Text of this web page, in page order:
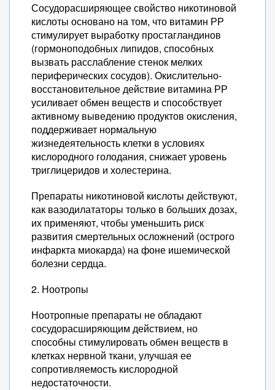
Сосудорасширяющее свойство никотиновой
кислоты основано на том, что витамин РР
стимулирует выработку простагландинов
(гормоноподобных липидов, способных
вызвать расслабление стенок мелких
периферических сосудов). Окислительно-
восстановительное действие витамина РР
усиливает обмен веществ и способствует
активному выведению продуктов окисления,
поддерживает нормальную
жизнедеятельность клетки в условиях
кислородного голодания, снижает уровень
триглицеридов и холестерина.
Препараты никотиновой кислоты действуют,
как вазодилататоры только в больших дозах,
их применяют, чтобы уменьшить риск
развития смертельных осложнений (острого
инфаркта миокарда) на фоне ишемической
болезни сердца.
2. Ноотропы
Ноотропные препараты не обладают
сосудорасширяющим действием, но
способны стимулировать обмен веществ в
клетках нервной ткани, улучшая ее
сопротивляемость кислородной
недостаточности.